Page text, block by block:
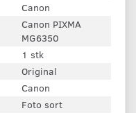
Canon
Canon PIXMA
MG6350
1 stk
Original
Canon
Foto sort